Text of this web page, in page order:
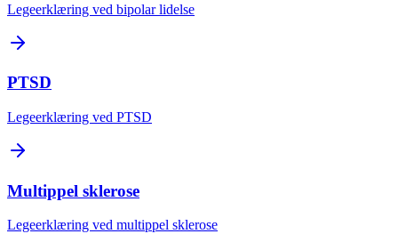
Legeerklæring ved bipolar lidelse
PTSD
Legeerklæring ved PTSD
Multippel sklerose
Legeerklæring ved multippel sklerose